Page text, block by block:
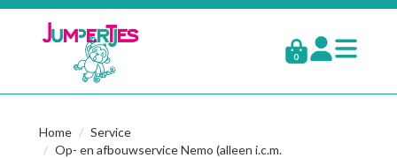
0
Home
Service
Op- en afbouwservice Nemo (alleen i.c.m.